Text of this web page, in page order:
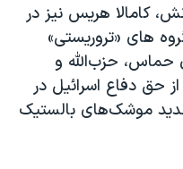
کامالا هریس نیز در
های «تروریستی»
حزب‌الله و
حق دفاع اسرائیل در
تهدید موشک‌های بالستیک